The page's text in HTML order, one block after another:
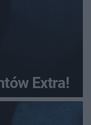
Extra!